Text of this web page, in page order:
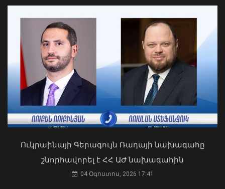
բացել կայուն և անդառնալի
խաղաղության համար. Հրվ.
Կովկասում ԵՄ հատուկ
ներկայացուցիչ
08 Օգոստոս, 2026 22:11
եկել. Կոնջորյանը՝ «Հայաստան»
դաշինքի պատգամավորներին
04 Օգոստոս, 2026 15:53
Ուկրաինայի Գերագույն Ռադայի նախագահը
շնորհավորել է ՀՀ ԱԺ նախագահին
04 Օգոստոս, 2026 17:41